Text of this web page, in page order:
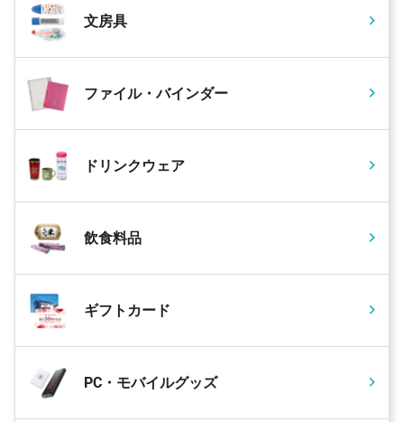
文房具
ファイル・バインダー
ドリンクウェア
飲食料品
ギフトカード
PC・モバイルグッズ